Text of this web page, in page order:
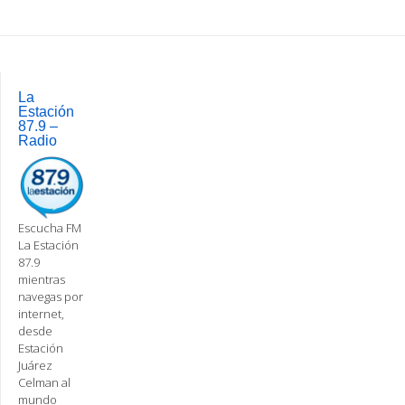
navigation
La
Estación
87.9 –
Radio
Escucha FM
La Estación
87.9
mientras
navegas por
internet,
desde
Estación
Juárez
Celman al
mundo